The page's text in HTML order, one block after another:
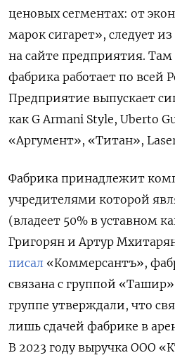
ценовых сегментах: от
марок сигарет», следует
на сайте предприятия.
фабрика работает по всей
Предприятие выпускает
как G Armani Style, Uberto
«Аргумент», «Титан»,
Фабрика принадлежит
учредителями которой
(владеет 50% в уставном
Григорян и Артур
писал «Коммерсантъ»,
связана с группой
группе утверждали, что
лишь сдачей фабрике в
В 2023 году выручка ООО